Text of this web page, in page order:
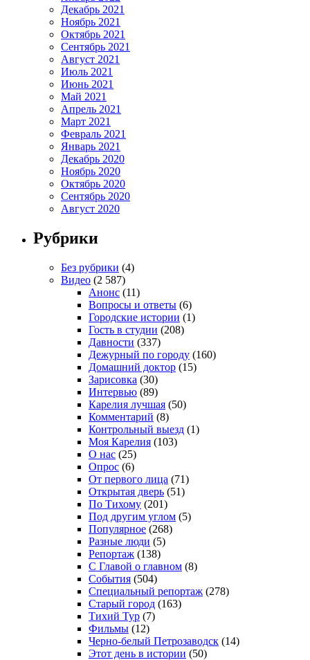
Декабрь 2021
Ноябрь 2021
Октябрь 2021
Сентябрь 2021
Август 2021
Июль 2021
Июнь 2021
Май 2021
Апрель 2021
Март 2021
Февраль 2021
Январь 2021
Декабрь 2020
Ноябрь 2020
Октябрь 2020
Сентябрь 2020
Август 2020
Рубрики
Без рубрики (4)
Видео (2 587)
Анонс (11)
Вопросы и ответы (6)
Городские истории (1)
Гость в студии (208)
Давности (337)
Дежурный по городу (160)
Домашний доктор (15)
Зарисовка (30)
Интервью (89)
Карелия лучшая (50)
Комментарий (8)
Контрольный выезд (1)
Моя Карелия (103)
О нас (25)
Опрос (6)
От первого лица (71)
Открытая дверь (51)
По Тихому (201)
Под другим углом (5)
Популярное (268)
Разные люди (5)
Репортаж (138)
С Главой о главном (8)
События (504)
Специальный репортаж (278)
Старый город (163)
Тихий Тур (7)
Фильмы (12)
Черно-белый Петрозаводск (14)
Этот день в истории (50)